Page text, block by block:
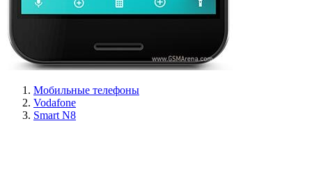
Мобильные телефоны
Vodafone
Smart N8